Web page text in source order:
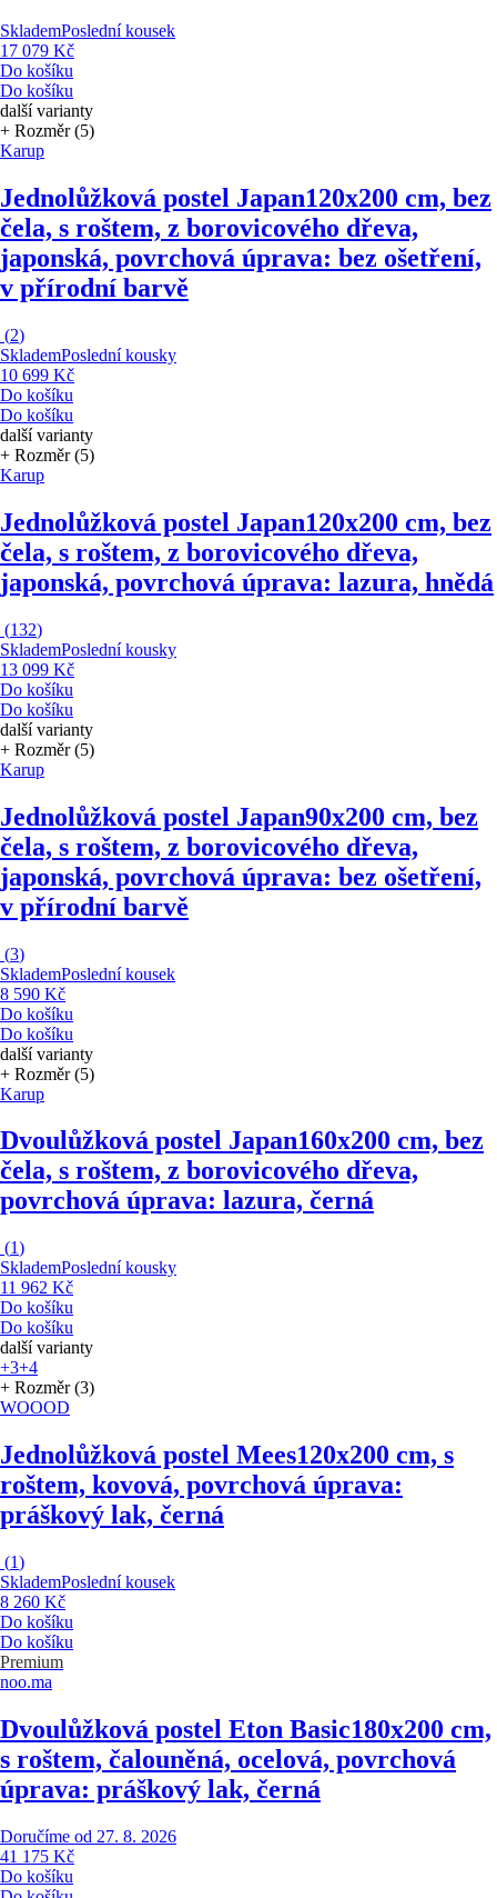
SklademPoslední kousek
17 079 Kč
Do košíku
Do košíku
další varianty
+ Rozměr (5)
Karup
Jednolůžková postel Japan120x200 cm, bez
čela, s roštem, z borovicového dřeva,
japonská, povrchová úprava: bez ošetření,
v přírodní barvě
(2)
SklademPoslední kousky
10 699 Kč
Do košíku
Do košíku
další varianty
+ Rozměr (5)
Karup
Jednolůžková postel Japan120x200 cm, bez
čela, s roštem, z borovicového dřeva,
japonská, povrchová úprava: lazura, hnědá
(132)
SklademPoslední kousky
13 099 Kč
Do košíku
Do košíku
další varianty
+ Rozměr (5)
Karup
Jednolůžková postel Japan90x200 cm, bez
čela, s roštem, z borovicového dřeva,
japonská, povrchová úprava: bez ošetření,
v přírodní barvě
(3)
SklademPoslední kousek
8 590 Kč
Do košíku
Do košíku
další varianty
+ Rozměr (5)
Karup
Dvoulůžková postel Japan160x200 cm, bez
čela, s roštem, z borovicového dřeva,
povrchová úprava: lazura, černá
(1)
SklademPoslední kousky
11 962 Kč
Do košíku
Do košíku
další varianty
+3+4
+ Rozměr (3)
WOOOD
Jednolůžková postel Mees120x200 cm, s
roštem, kovová, povrchová úprava:
práškový lak, černá
(1)
SklademPoslední kousek
8 260 Kč
Do košíku
Do košíku
Premium
noo.ma
Dvoulůžková postel Eton Basic180x200 cm,
s roštem, čalouněná, ocelová, povrchová
úprava: práškový lak, černá
Doručíme od 27. 8. 2026
41 175 Kč
Do košíku